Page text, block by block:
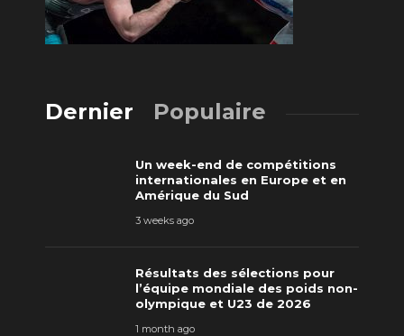
Dernier Populaire
Un week-end de compétitions
internationales en Europe et en
Amérique du Sud
3 weeks ago
Résultats des sélections pour
l’équipe mondiale des poids non-
olympique et U23 de 2026
1 month ago